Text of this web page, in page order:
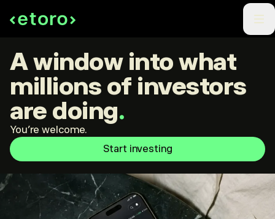
A window into what
millions of investors
are doing.
You're welcome.
Start investing